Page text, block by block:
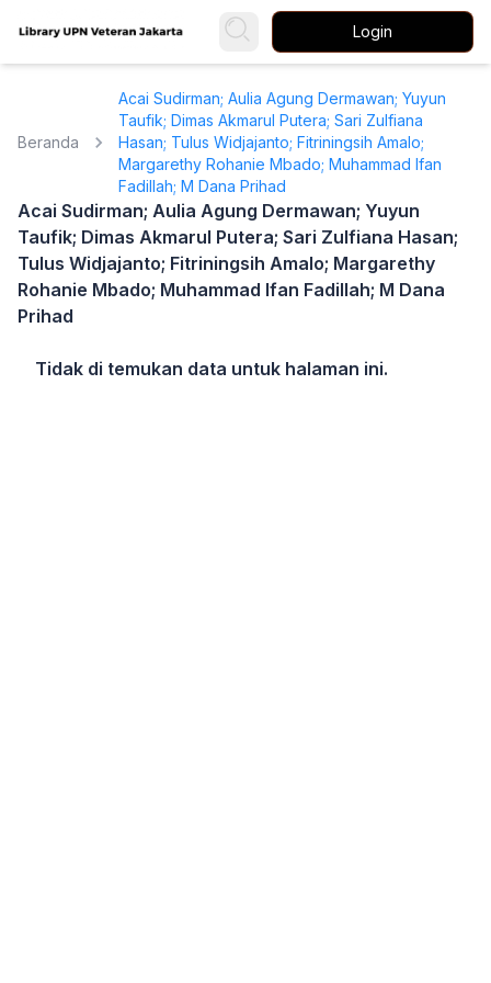
Login
Beranda
Acai Sudirman; Aulia Agung Dermawan; Yuyun
Taufik; Dimas Akmarul Putera; Sari Zulfiana
Hasan; Tulus Widjajanto; Fitriningsih Amalo;
Margarethy Rohanie Mbado; Muhammad Ifan
Fadillah; M Dana Prihad
Acai Sudirman; Aulia Agung Dermawan; Yuyun
Taufik; Dimas Akmarul Putera; Sari Zulfiana Hasan;
Tulus Widjajanto; Fitriningsih Amalo; Margarethy
Rohanie Mbado; Muhammad Ifan Fadillah; M Dana
Prihad
Tidak di temukan data untuk halaman ini.